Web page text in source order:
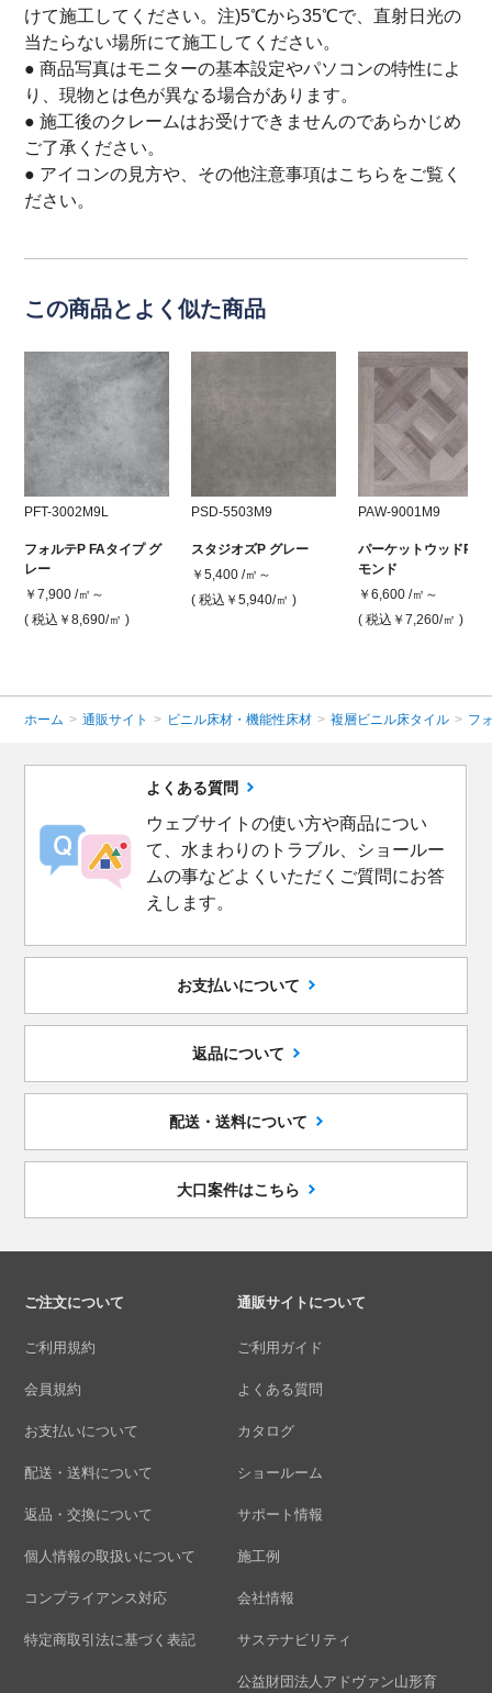
けて施工してください。注)5℃から35℃で、直射日光の
当たらない場所にて施工してください。
● 商品写真はモニターの基本設定やパソコンの特性によ
り、現物とは色が異なる場合があります。
● 施工後のクレームはお受けできませんのであらかじめ
ご了承ください。
● アイコンの見方や、その他注意事項はこちら をご覧く
ださい。
この商品とよく似た商品
PFT-3002M9L
フォルテP FAタイプ グ
レー
￥7,900 /㎡～
( 税込￥8,690/㎡ )
PSD-5503M9
スタジオズP グレー
￥5,400 /㎡～
( 税込￥5,940/㎡ )
PAW-9001M9
パーケットウッドP ア
モンド
￥6,600 /㎡～
( 税込￥7,260/㎡ )
ホーム > 通販サイト > ビニル床材・機能性床材 > 複層ビニル床タイル > フ
よくある質問
ウェブサイトの使い方や商品につい
て、水まわりのトラブル、ショールー
ムの事などよくいただくご質問にお答
えします。
お支払いについて
返品について
配送・送料について
大口案件はこちら
ご注文について
ご利用規約
会員規約
お支払いについて
配送・送料について
返品・交換について
個人情報の取扱いについて
コンプライアンス対応
特定商取引法に基づく表記
通販サイトについて
ご利用ガイド
よくある質問
カタログ
ショールーム
サポート情報
施工例
会社情報
サステナビリティ
公益財団法人アドヴァン山形育